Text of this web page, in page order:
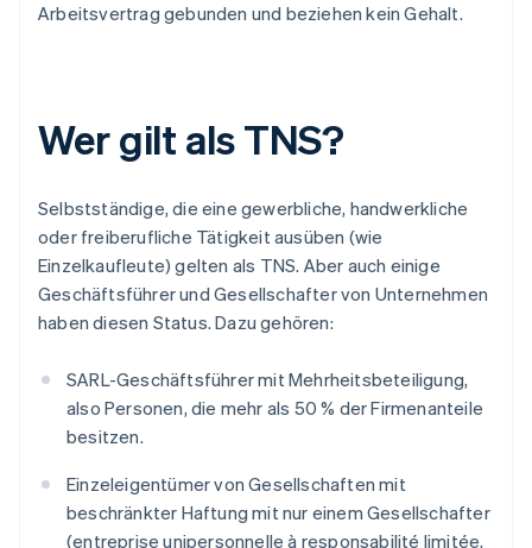
Arbeitsvertrag gebunden und beziehen kein Gehalt.
Wer gilt als TNS?
Selbstständige, die eine gewerbliche, handwerkliche
oder freiberufliche Tätigkeit ausüben (wie
Einzelkaufleute) gelten als TNS. Aber auch einige
Geschäftsführer und Gesellschafter von Unternehmen
haben diesen Status. Dazu gehören:
SARL-Geschäftsführer mit Mehrheitsbeteiligung,
also Personen, die mehr als 50 % der Firmenanteile
besitzen.
Einzeleigentümer von Gesellschaften mit
beschränkter Haftung mit nur einem Gesellschafter
(entreprise unipersonnelle à responsabilité limitée,